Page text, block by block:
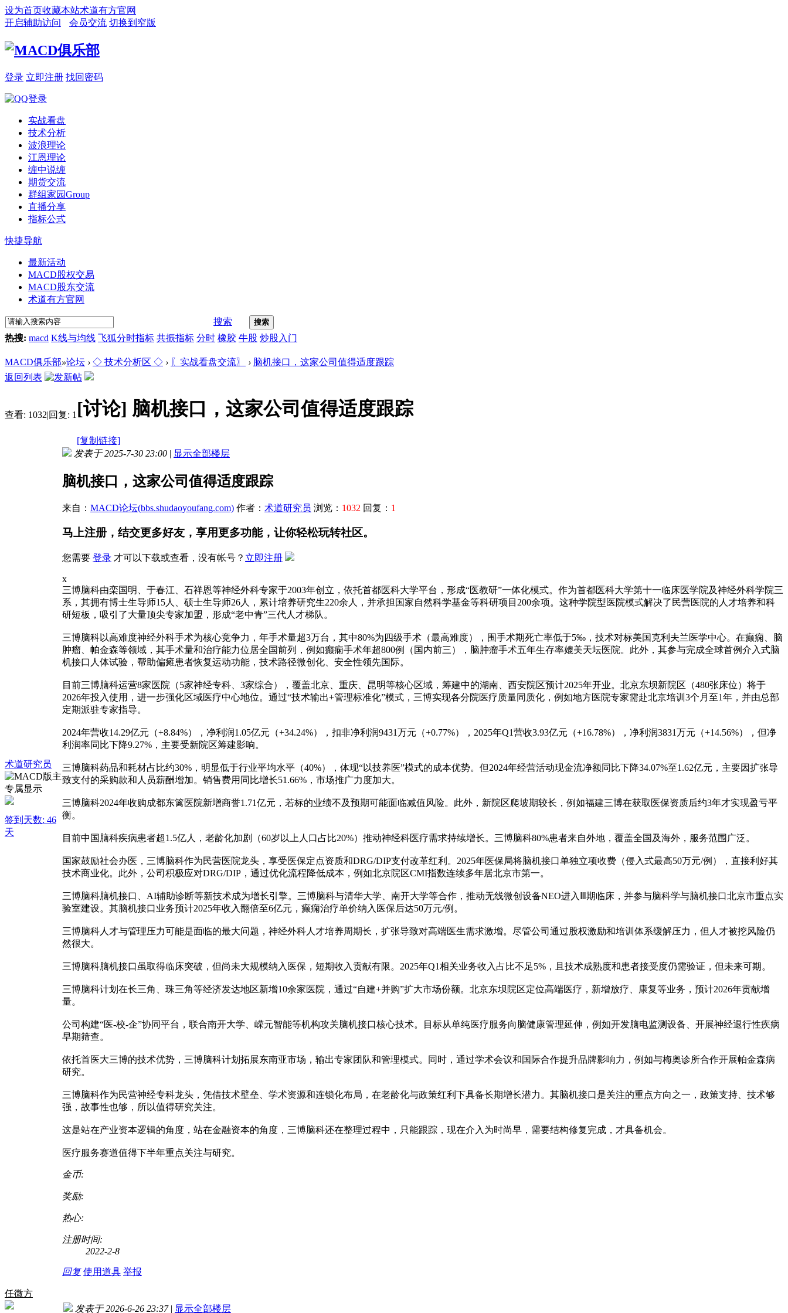
设为首页收藏本站术道有方官网
开启辅助访问
会员交流 切换到窄版
登录 立即注册 找回密码
实战看盘
技术分析
波浪理论
江恩理论
缠中说缠
期货交流
群组家园Group
直播分享
指标公式
快捷导航
最新活动
MACD股权交易
MACD股东交流
术道有方官网
搜索 搜索
热搜: macd K线与均线 飞狐分时指标 共振指标 分时 橡胶 牛股 炒股入门
MACD俱乐部»论坛 › ◇ 技术分析区 ◇ › 〖实战看盘交流〗 › 脑机接口，这家公司值得适度跟踪
返回列表
查看: 1032|回复: 1 [讨论] 脑机接口，这家公司值得适度跟踪
[复制链接]
术道研究员
签到天数: 46
天
发表于 2025-7-30 23:00 | 显示全部楼层
脑机接口，这家公司值得适度跟踪
来自： MACD论坛(bbs.shudaoyoufang.com) 作者： 术道研究员 浏览： 1032 回复： 1
马上注册，结交更多好友，享用更多功能，让你轻松玩转社区。
您需要 登录 才可以下载或查看，没有帐号？ 立即注册
x
三博脑科由栾国明、于春江、石祥恩等神经外科专家于2003年创立，依托首都医科大学平台，形成“医教研”一体化模式。作为首都医科大学第十一临床医学院及神经外科学院三
系，其拥有博士生导师15人、硕士生导师26人，累计培养研究生220余人，并承担国家自然科学基金等科研项目200余项。这种学院型医院模式解决了民营医院的人才培养和科
研短板，吸引了大量顶尖专家加盟，形成“老中青”三代人才梯队。
三博脑科以高难度神经外科手术为核心竞争力，年手术量超3万台，其中80%为四级手术（最高难度），围手术期死亡率低于5‰，技术对标美国克利夫兰医学中心。在癫痫、脑
肿瘤、帕金森等领域，其手术量和治疗能力位居全国前列，例如癫痫手术年超800例（国内前三），脑肿瘤手术五年生存率媲美天坛医院。此外，其参与完成全球首例介入式脑
机接口人体试验，帮助偏瘫患者恢复运动功能，技术路径微创化、安全性领先国际。
目前三博脑科运营8家医院（5家神经专科、3家综合），覆盖北京、重庆、昆明等核心区域，筹建中的湖南、西安院区预计2025年开业。北京东坝新院区（480张床位）将于
2026年投入使用，进一步强化区域医疗中心地位。通过“技术输出+管理标准化”模式，三博实现各分院医疗质量同质化，例如地方医院专家需赴北京培训3个月至1年，并由总部
定期派驻专家指导。
2024年营收14.29亿元（+8.84%），净利润1.05亿元（+34.24%），扣非净利润9431万元（+0.77%），2025年Q1营收3.93亿元（+16.78%），净利润3831万元（+14.56%），但净
利润率同比下降9.27%，主要受新院区筹建影响。
三博脑科药品和耗材占比约30%，明显低于行业平均水平（40%），体现“以技养医”模式的成本优势。但2024年经营活动现金流净额同比下降34.07%至1.62亿元，主要因扩张导
致支付的采购款和人员薪酬增加。销售费用同比增长51.66%，市场推广力度加大。
三博脑科2024年收购成都东篱医院新增商誉1.71亿元，若标的业绩不及预期可能面临减值风险。此外，新院区爬坡期较长，例如福建三博在获取医保资质后约3年才实现盈亏平
衡。
目前中国脑科疾病患者超1.5亿人，老龄化加剧（60岁以上人口占比20%）推动神经科医疗需求持续增长。三博脑科80%患者来自外地，覆盖全国及海外，服务范围广泛。
国家鼓励社会办医，三博脑科作为民营医院龙头，享受医保定点资质和DRG/DIP支付改革红利。2025年医保局将脑机接口单独立项收费（侵入式最高50万元/例），直接利好其
技术商业化。此外，公司积极应对DRG/DIP，通过优化流程降低成本，例如北京院区CMI指数连续多年居北京市第一。
三博脑科脑机接口、AI辅助诊断等新技术成为增长引擎。三博脑科与清华大学、南开大学等合作，推动无线微创设备NEO进入Ⅲ期临床，并参与脑科学与脑机接口北京市重点实
验室建设。其脑机接口业务预计2025年收入翻倍至6亿元，癫痫治疗单价纳入医保后达50万元/例。
三博脑科人才与管理压力可能是面临的最大问题，神经外科人才培养周期长，扩张导致对高端医生需求激增。尽管公司通过股权激励和培训体系缓解压力，但人才被挖风险仍
然很大。
三博脑科脑机接口虽取得临床突破，但尚未大规模纳入医保，短期收入贡献有限。2025年Q1相关业务收入占比不足5%，且技术成熟度和患者接受度仍需验证，但未来可期。
三博脑科计划在长三角、珠三角等经济发达地区新增10余家医院，通过“自建+并购”扩大市场份额。北京东坝院区定位高端医疗，新增放疗、康复等业务，预计2026年贡献增
量。
公司构建“医-校-企”协同平台，联合南开大学、嵘元智能等机构攻关脑机接口核心技术。目标从单纯医疗服务向脑健康管理延伸，例如开发脑电监测设备、开展神经退行性疾病
早期筛查。
依托首医大三博的技术优势，三博脑科计划拓展东南亚市场，输出专家团队和管理模式。同时，通过学术会议和国际合作提升品牌影响力，例如与梅奥诊所合作开展帕金森病
研究。
三博脑科作为民营神经专科龙头，凭借技术壁垒、学术资源和连锁化布局，在老龄化与政策红利下具备长期增长潜力。其脑机接口是关注的重点方向之一，政策支持、技术够
强，故事性也够，所以值得研究关注。
这是站在产业资本逻辑的角度，站在金融资本的角度，三博脑科还在整理过程中，只能跟踪，现在介入为时尚早，需要结构修复完成，才具备机会。
医疗服务赛道值得下半年重点关注与研究。
金币:
奖励:
热心:
注册时间:
2022-2-8
回复 使用道具 举报
任微方
发表于 2026-6-26 23:37 | 显示全部楼层